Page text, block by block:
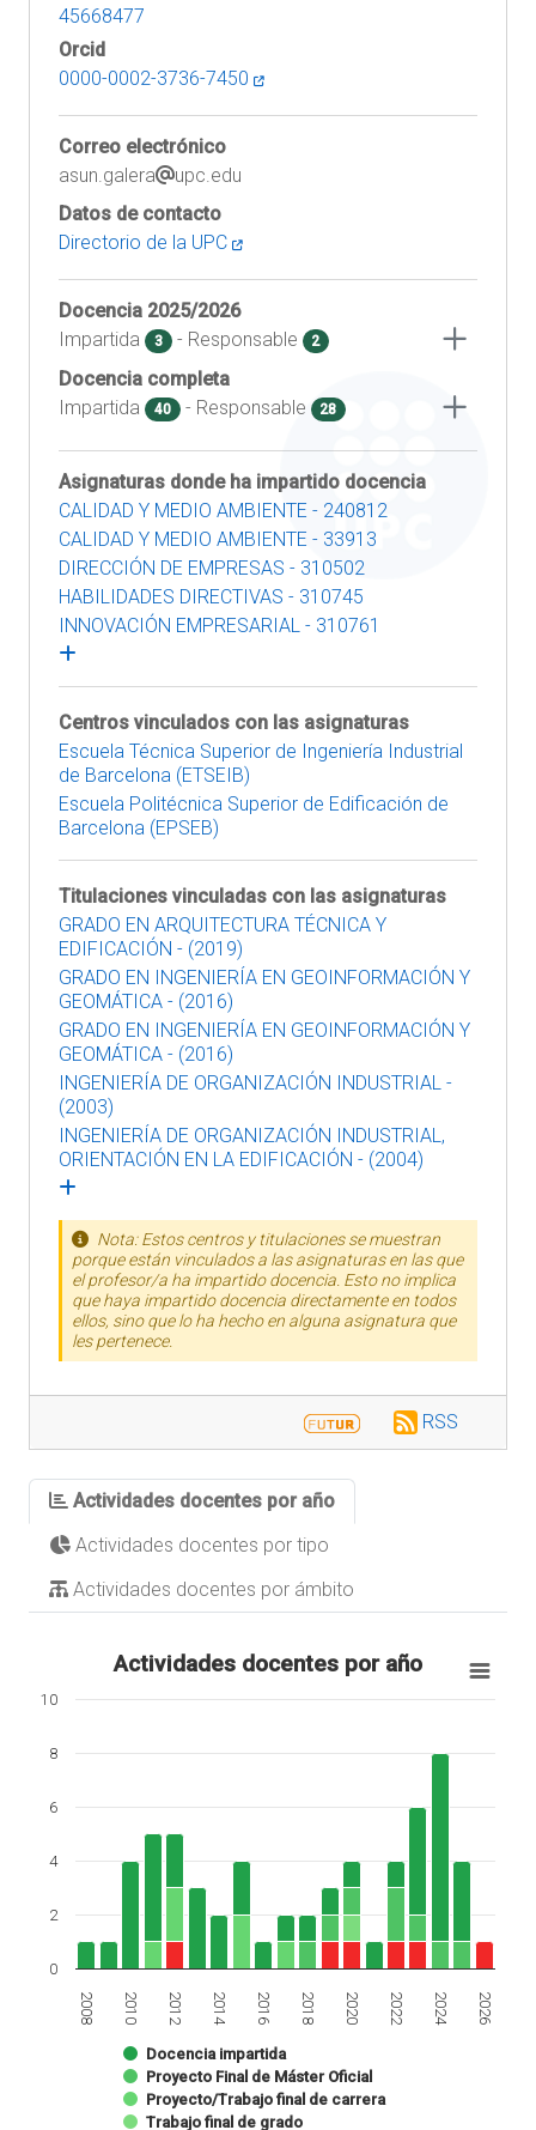
45668477
Orcid
0000-0002-3736-7450
Correo electrónico
asun.galera
upc.edu
Datos de contacto
Directorio de la UPC
Docencia 2025/2026
Impartida
3 - Responsable 2
Docencia completa
Impartida
40 - Responsable 28
Asignaturas donde ha impartido docencia
CALIDAD Y MEDIO AMBIENTE - 240812
CALIDAD Y MEDIO AMBIENTE - 33913
DIRECCIÓN DE EMPRESAS - 310502
HABILIDADES DIRECTIVAS - 310745
INNOVACIÓN EMPRESARIAL - 310761
Centros vinculados con las asignaturas
Escuela Técnica Superior de Ingeniería Industrial
de Barcelona (ETSEIB)
Escuela Politécnica Superior de Edificación de
Barcelona (EPSEB)
Titulaciones vinculadas con las asignaturas
GRADO EN ARQUITECTURA TÉCNICA Y
EDIFICACIÓN - (2019)
GRADO EN INGENIERÍA EN GEOINFORMACIÓN Y
GEOMÁTICA - (2016)
GRADO EN INGENIERÍA EN GEOINFORMACIÓN Y
GEOMÁTICA - (2016)
INGENIERÍA DE ORGANIZACIÓN INDUSTRIAL -
(2003)
INGENIERÍA DE ORGANIZACIÓN INDUSTRIAL,
ORIENTACIÓN EN LA EDIFICACIÓN - (2004)
Nota: Estos centros y titulaciones se muestran
porque están vinculados a las asignaturas en las que
el profesor/a ha impartido docencia. Esto no implica
que haya impartido docencia directamente en todos
ellos, sino que lo ha hecho en alguna asignatura que
les pertenece.
RSS
Actividades docentes por año
Actividades docentes por tipo
Actividades docentes por ámbito
Actividades docentes por año
Docencia impartida
Proyecto Final de Máster Oficial
Proyecto/Trabajo final de carrera
Trabajo final de grado
2008 2010 2012 2014 2016 2018 2020 2022 2024 2026
0
2
4
6
8
10